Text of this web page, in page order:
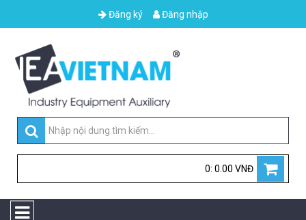
Đăng ký Đăng nhập
0: 0.00 VNĐ